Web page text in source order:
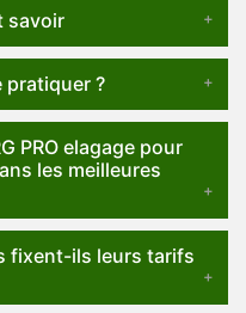
savoir
pratiquer ?
PRO elagage pour
les meilleures
fixent-ils leurs tarifs